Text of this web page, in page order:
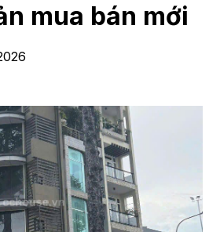
mua bán mới
Toà Nhà Cực Hiếm 2 Mặt
Quận 10 - 8 tầng Dòng